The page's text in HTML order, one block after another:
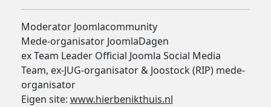
Moderator Joomlacommunity
Mede-organisator JoomlaDagen
ex Team Leader Official Joomla Social Media
Team, ex-JUG-organisator & Joostock (RIP) mede-
organisator
Eigen site: www.hierbenikthuis.nl